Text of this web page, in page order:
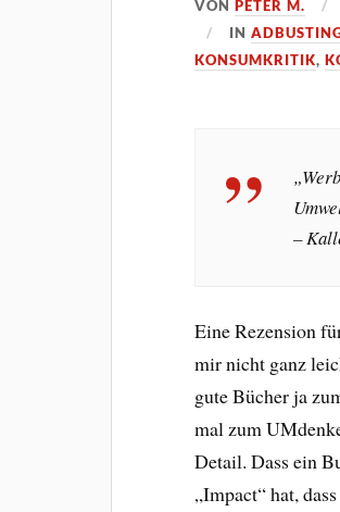
VONPETER M.
IN
KONSUMKRITIK,
–
Eine Rezension
mir nicht ganz
gute Bücher ja
mal zum
Detail. Dass ein
„Impact“ hat,